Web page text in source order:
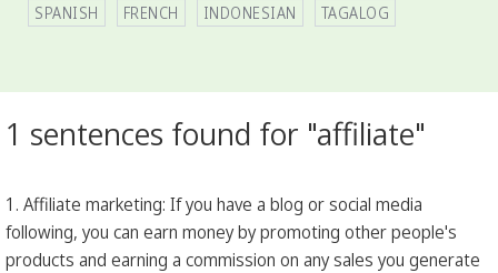
SPANISH FRENCH INDONESIAN TAGALOG
1 sentences found for "affiliate"
1. Affiliate marketing: If you have a blog or social media
following, you can earn money by promoting other people's
products and earning a commission on any sales you generate